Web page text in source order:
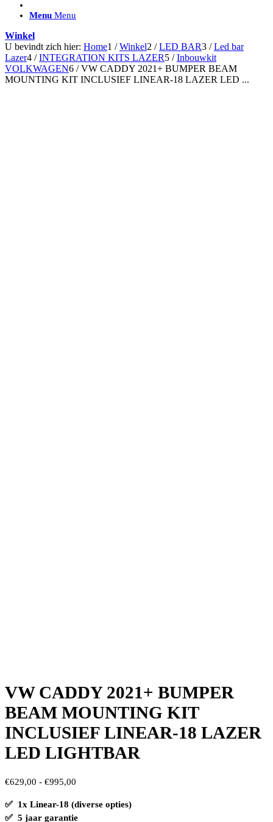
ACCESSOIRES/ AANSLUITMATERIAAL
Can-bus interface
Accessoires Lazer
Kabelboom & Adapters
Installatiemateriaal
Connectoren
Menu Menu
Winkel
U bevindt zich hier: Home1 / Winkel2 / LED BAR3 / Led bar
Lazer4 / INTEGRATION KITS LAZER5 / Inbouwkit
VOLKWAGEN6 / VW CADDY 2021+ BUMPER BEAM
MOUNTING KIT INCLUSIEF LINEAR-18 LAZER LED ...
VW CADDY 2021+ BUMPER
BEAM MOUNTING KIT
INCLUSIEF LINEAR-18 LAZER
LED LIGHTBAR
€629,00 - €995,00
tot
✅ 1x Linear-18 (diverse opties)
✅ 5 jaar garantie